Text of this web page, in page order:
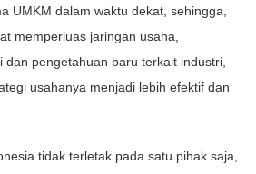
UMKM dalam waktu dekat, sehingga,
memperluas jaringan usaha,
dan pengetahuan baru terkait industri,
usahanya menjadi lebih efektif dan
tidak terletak pada satu pihak saja,